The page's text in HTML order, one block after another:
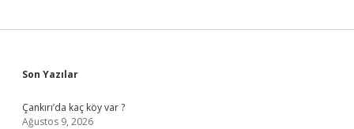
Sidebar
Son Yazılar
Çankırı’da kaç köy var ?
Ağustos 9, 2026